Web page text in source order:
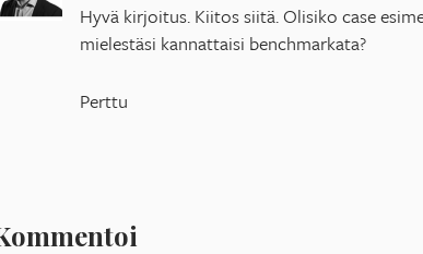
Hyvä kirjoitus. Kiitos siitä. Olisiko case
mielestäsi kannattaisi benchmarkata?
Perttu